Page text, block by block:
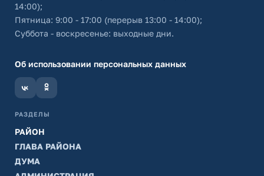
14:00);
Пятница: 9:00 - 17:00 (перерыв 13:00 - 14:00);
Суббота - воскресенье: выходные дни.
Об использовании персональных данных
РАЗДЕЛЫ
РАЙОН
ГЛАВА РАЙОНА
ДУМА